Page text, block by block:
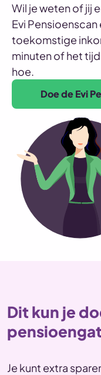
Wil je weten of jij
Evi Pensioenscan
toekomstige
minuten of het
hoe.
Doe de Evi
Dit kun je
pensioengat
Je kunt extra